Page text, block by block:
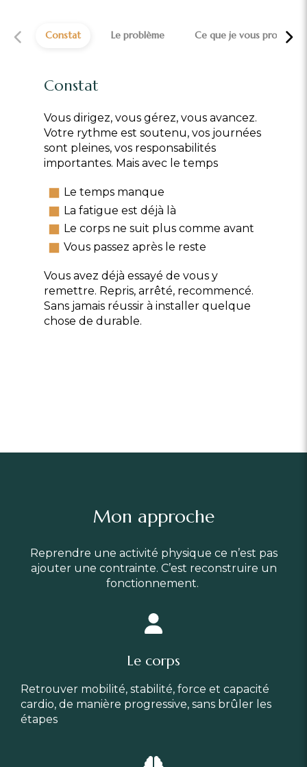
Constat Le problème Ce que je vous propose
Constat
Vous dirigez, vous gérez, vous avancez.
Votre rythme est soutenu, vos journées
sont pleines, vos responsabilités
importantes. Mais avec le temps
Le temps manque
La fatigue est déjà là
Le corps ne suit plus comme avant
Vous passez après le reste
Vous avez déjà essayé de vous y
remettre. Repris, arrêté, recommencé.
Sans jamais réussir à installer quelque
chose de durable.
Mon approche
Reprendre une activité physique ce n’est pas
ajouter une contrainte. C’est reconstruire un
fonctionnement.
Le corps
Retrouver mobilité, stabilité, force et capacité
cardio, de manière progressive, sans brûler les
étapes